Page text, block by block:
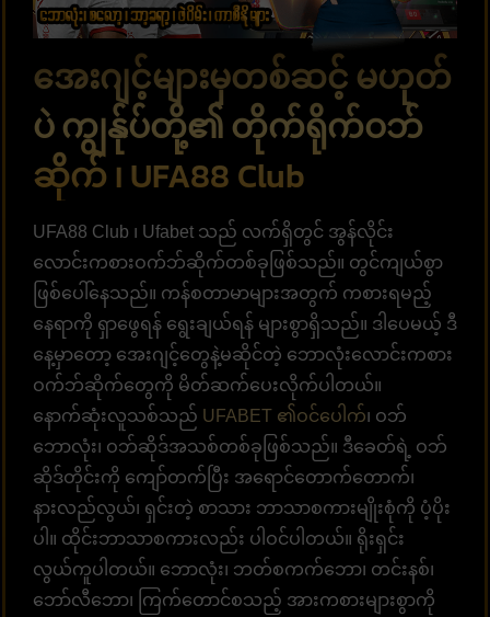
အေးဂျင့်များမှတစ်ဆင့် မဟုတ်
ပဲ ကျွန်ုပ်တို့၏ တိုက်ရိုက်ဝဘ်
ဆိုက် ၊ UFA88 Club
UFA88 Club ၊ Ufabet သည် လက်ရှိတွင် အွန်လိုင်း
လောင်းကစားဝက်ဘ်ဆိုက်တစ်ခုဖြစ်သည်။ တွင်ကျယ်စွာ
ဖြစ်ပေါ်နေသည်။ ကန်စတာမာများအတွက် ကစားရမည့်
နေရာကို ရှာဖွေရန် ရွေးချယ်ရန် များစွာရှိသည်။ ဒါပေမယ့် ဒီ
နေ့မှာတော့ အေးဂျင့်တွေနဲ့မဆိုင်တဲ့ ဘောလုံးလောင်းကစား
ဝက်ဘ်ဆိုက်တွေကို မိတ်ဆက်ပေးလိုက်ပါတယ်။
နောက်ဆုံးလူသစ်သည် UFABET ၏ဝင်ပေါက်၊ ဝဘ်
ဘောလုံး၊ ဝဘ်ဆိုဒ်အသစ်တစ်ခုဖြစ်သည်။ ဒီခေတ်ရဲ့ ဝဘ်
ဆိုဒ်တိုင်းကို ကျော်တက်ပြီး အရောင်တောက်တောက်၊
နားလည်လွယ်၊ ရှင်းတဲ့ စာသား ဘာသာစကားမျိုးစုံကို ပံ့ပိုး
ပါ။ ထိုင်းဘာသာစကားလည်း ပါဝင်ပါတယ်။ ရိုးရှင်း
လွယ်ကူပါတယ်။ ဘောလုံး၊ ဘတ်စကက်ဘော၊ တင်းနစ်၊
ဘော်လီဘော၊ ကြက်တောင်စသည့် အားကစားများစွာကို